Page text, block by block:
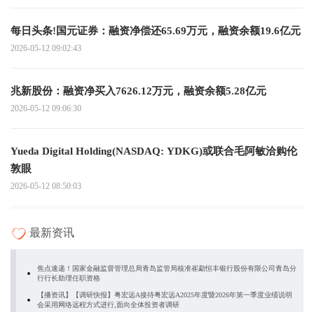
每日头条!国元证券：融资净偿还65.69万元，融资余额19.6亿元
2026-05-12 09:02:43
兆新股份：融资净买入7626.12万元，融资余额5.28亿元
2026-05-12 09:06:30
Yueda Digital Holding(NASDAQ: YDKG)或联合毛阿敏洽购伦
敦眼
2026-05-12 08:50:03
最新资讯
焦点速递！国家金融监督管理总局青岛监管局核准崔勐恒丰银行股份有限公司青岛分
行行长助理任职资格
【播资讯】【调研快报】粤宏远A接待粤宏远A2025年度暨2026年第一季度业绩说明
会采用网络远程方式进行,面向全体投资者调研